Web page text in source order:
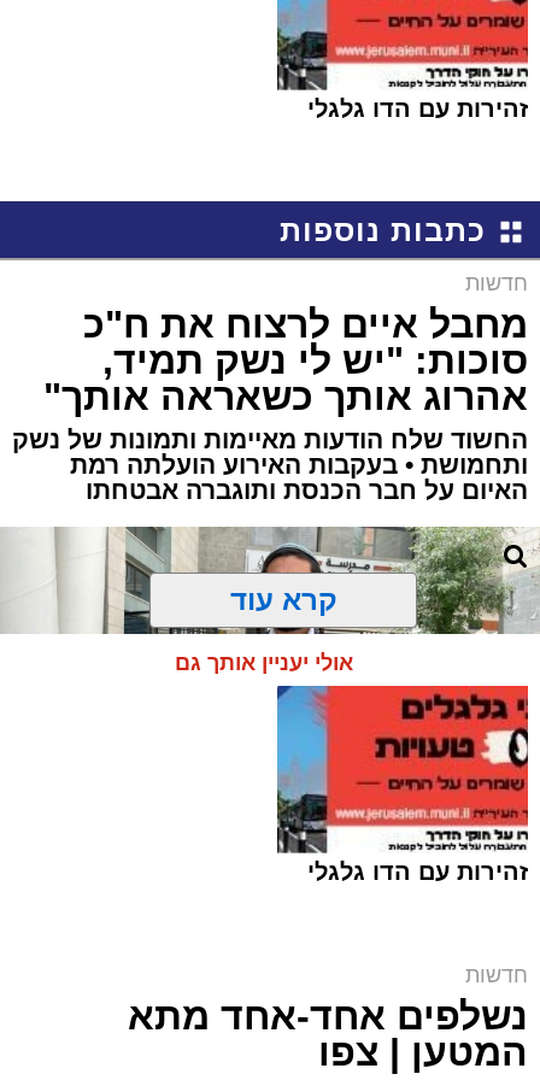
זהירות עם הדו גלגלי
כתבות נוספות
חדשות
מחבל איים לרצוח את ח"כ
סוכות: "יש לי נשק תמיד,
אהרוג אותך כשאראה אותך"
החשוד שלח הודעות מאיימות ותמונות של נשק
ותחמושת • בעקבות האירוע הועלתה רמת
האיום על חבר הכנסת ותוגברה אבטחתו
ארי קאהן / 16:42 06.08.26
קרא עוד
אולי יעניין אותך גם
זהירות עם הדו גלגלי
חדשות
נשלפים אחד-אחד מתא
המטען | צפו